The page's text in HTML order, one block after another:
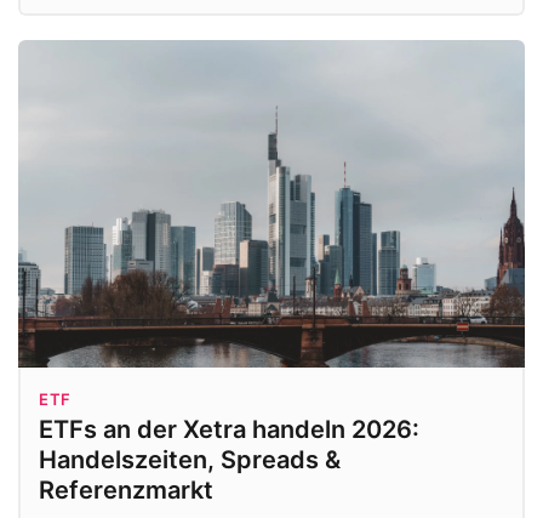
ETF
ETFs an der Xetra handeln 2026:
Handelszeiten, Spreads &
Referenzmarkt